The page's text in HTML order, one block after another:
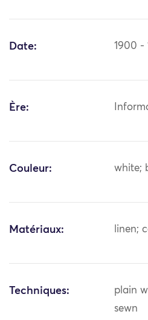
Date: 1900 -
Ère:
Couleur: white;
Matériaux: linen;
Techniques:
plain
sewn